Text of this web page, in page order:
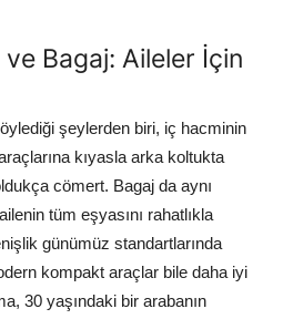
Bagaj: Aileler İçin
şeylerden biri, iç hacminin
kıyasla arka koltukta
cömert. Bagaj da aynı
tüm eşyasını rahatlıkla
günümüz standartlarında
kompakt araçlar bile daha iyi
30 yaşındaki bir arabanın